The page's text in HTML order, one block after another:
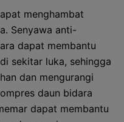
menghambat
Senyawa anti-
dapat membantu
sekitar luka, sehingga
dan mengurangi
daun bidara
dapat membantu